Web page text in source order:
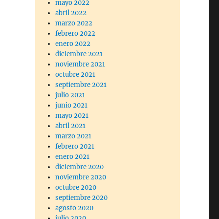
mayo 2022
abril 2022
marzo 2022
febrero 2022
enero 2022
diciembre 2021
noviembre 2021
octubre 2021
septiembre 2021
julio 2021
junio 2021
mayo 2021
abril 2021
marzo 2021
febrero 2021
enero 2021
diciembre 2020
noviembre 2020
octubre 2020
septiembre 2020
agosto 2020